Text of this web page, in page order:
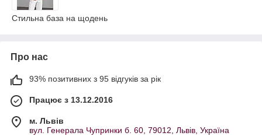
Стильна база на щодень
Про нас
93% позитивних з 95 відгуків за рік
Працює з 13.12.2016
м. Львів
вул. Генерала Чупринки б. 60, 79012, Львів, Україна